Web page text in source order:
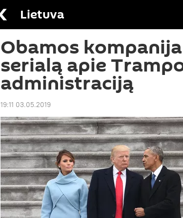
Lietuva
Obamos
serialą apie
administraciją
19:11 03.05.2019